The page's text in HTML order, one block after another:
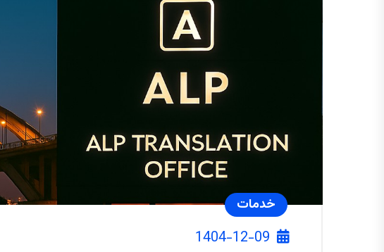
خدمات
1404-12-09